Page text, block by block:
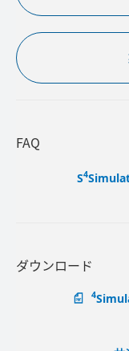
FAQ
S4
ダウンロード
4